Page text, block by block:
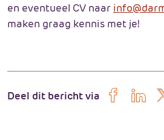
en eventueel CV naar
maken graag kennis met je!
Deel dit bericht via